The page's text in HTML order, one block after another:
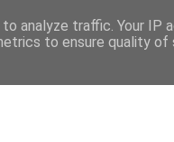
analyze traffic. Your IP
to ensure quality of